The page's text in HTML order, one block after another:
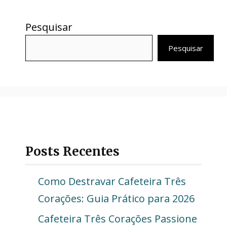
Pesquisar
Pesquisar
Posts Recentes
Como Destravar Cafeteira Três
Corações: Guia Prático para 2026
Cafeteira Três Corações Passione